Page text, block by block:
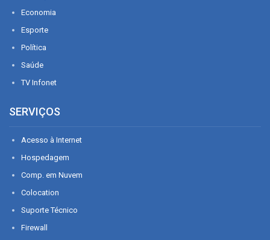
Economia
Esporte
Política
Saúde
TV Infonet
SERVIÇOS
Acesso à Internet
Hospedagem
Comp. em Nuvem
Colocation
Suporte Técnico
Firewall